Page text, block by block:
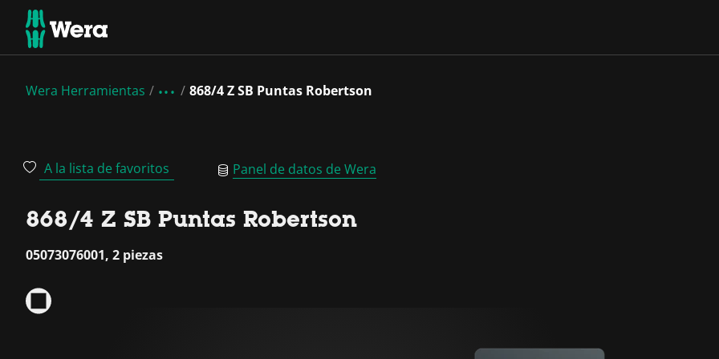
Wera Herramientas 868/4 Z SB Puntas Robertson
A la lista de favoritos Panel de datos de Wera
868/4 Z SB Puntas Robertson
05073076001, 2 piezas